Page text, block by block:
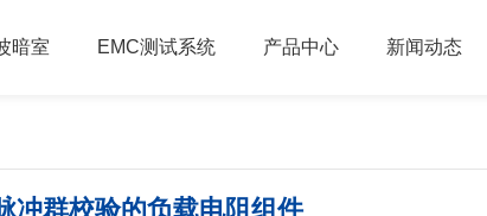
暗室 EMC测试系统 产品中心 新闻动态
冲群校验的负载电阻组件